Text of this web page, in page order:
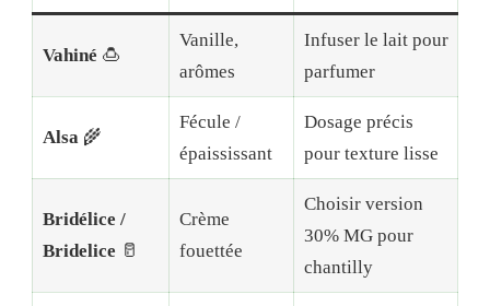
Vahiné 🍮
Vanille,
arômes
Infuser le lait pour
parfumer
Alsa🌾
Fécule /
épaississant
Dosage précis
pour texture lisse
Bridélice /
Bridelice 🥛
Crème
fouettée
Choisir version
30% MG pour
chantilly